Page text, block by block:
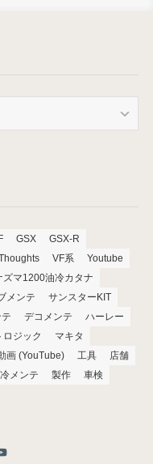
GSX
GSX-R
VF系
Youtube
ズマ1200油冷カタナ
メンテ
サンスターKIT
デコメンテ
ハーレー
ロジック
マキタ
画 (YouTube) 工具
店舗
メンテ 製作
車検